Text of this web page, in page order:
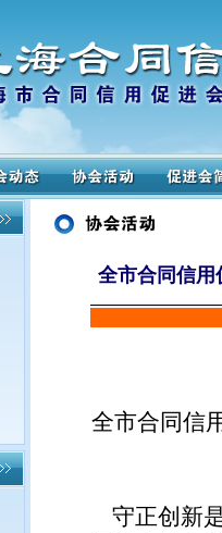
全市合同信用
全市合同信
守正创新